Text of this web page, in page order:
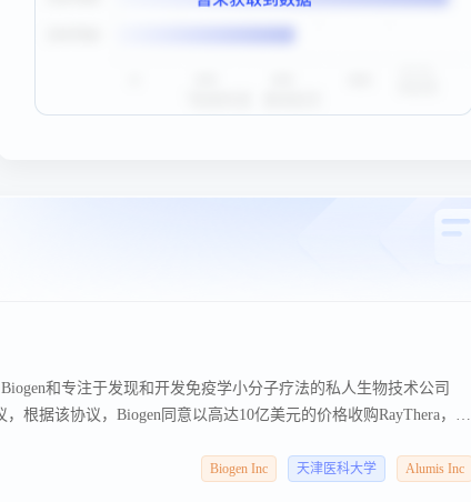
和专注于发现和开发免疫学小分子疗法的私人生物技术公司
根据该协议，Biogen同意以高达10亿美元的价格收购RayThera，包
Capital（齐济投资）跟投。Biogen Inc 天津医科大学 Alumis Inc